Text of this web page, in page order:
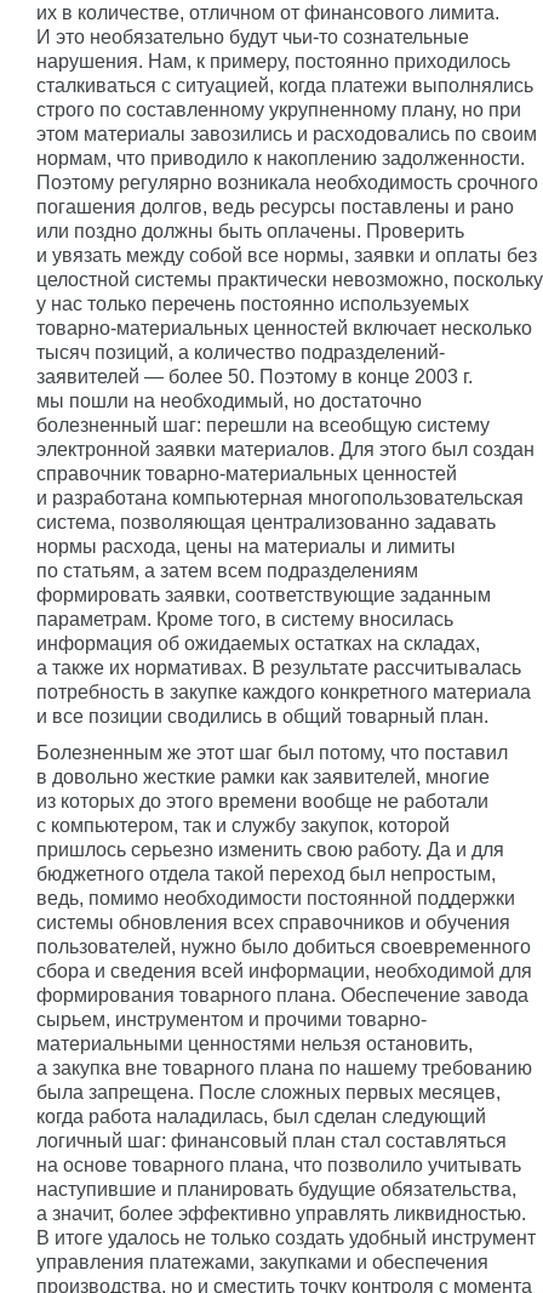
их в количестве, отличном от финансового лимита.
И это необязательно будут чьи-то сознательные
нарушения. Нам, к примеру, постоянно приходилось
сталкиваться с ситуацией, когда платежи выполнялись
строго по составленному укрупненному плану, но при
этом материалы завозились и расходовались по своим
нормам, что приводило к накоплению задолженности.
Поэтому регулярно возникала необходимость срочного
погашения долгов, ведь ресурсы поставлены и рано
или поздно должны быть оплачены. Проверить
и увязать между собой все нормы, заявки и оплаты без
целостной системы практически невозможно, поскольку
у нас только перечень постоянно используемых
товарно-материальных ценностей включает несколько
тысяч позиций, а количество подразделений-
заявителей — более 50. Поэтому в конце 2003 г.
мы пошли на необходимый, но достаточно
болезненный шаг: перешли на всеобщую систему
электронной заявки материалов. Для этого был создан
справочник товарно-материальных ценностей
и разработана компьютерная многопользовательская
система, позволяющая централизованно задавать
нормы расхода, цены на материалы и лимиты
по статьям, а затем всем подразделениям
формировать заявки, соответствующие заданным
параметрам. Кроме того, в систему вносилась
информация об ожидаемых остатках на складах,
а также их нормативах. В результате рассчитывалась
потребность в закупке каждого конкретного материала
и все позиции сводились в общий товарный план.
Болезненным же этот шаг был потому, что поставил
в довольно жесткие рамки как заявителей, многие
из которых до этого времени вообще не работали
с компьютером, так и службу закупок, которой
пришлось серьезно изменить свою работу. Да и для
бюджетного отдела такой переход был непростым,
ведь, помимо необходимости постоянной поддержки
системы обновления всех справочников и обучения
пользователей, нужно было добиться своевременного
сбора и сведения всей информации, необходимой для
формирования товарного плана. Обеспечение завода
сырьем, инструментом и прочими товарно-
материальными ценностями нельзя остановить,
а закупка вне товарного плана по нашему требованию
была запрещена. После сложных первых месяцев,
когда работа наладилась, был сделан следующий
логичный шаг: финансовый план стал составляться
на основе товарного плана, что позволило учитывать
наступившие и планировать будущие обязательства,
а значит, более эффективно управлять ликвидностью.
В итоге удалось не только создать удобный инструмент
управления платежами, закупками и обеспечения
производства, но и сместить точку контроля с момента